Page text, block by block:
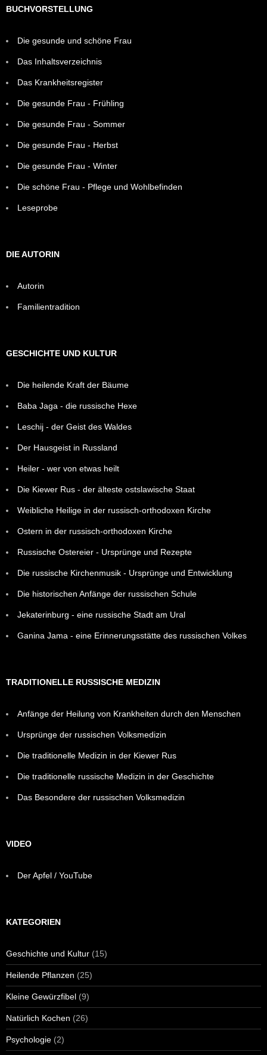
BUCHVORSTELLUNG
Die gesunde und schöne Frau
Das Inhaltsverzeichnis
Das Krankheitsregister
Die gesunde Frau - Frühling
Die gesunde Frau - Sommer
Die gesunde Frau - Herbst
Die gesunde Frau - Winter
Die schöne Frau - Pflege und Wohlbefinden
Leseprobe
DIE AUTORIN
Autorin
Familientradition
GESCHICHTE UND KULTUR
Die heilende Kraft der Bäume
Baba Jaga - die russische Hexe
Leschij - der Geist des Waldes
Der Hausgeist in Russland
Heiler - wer von etwas heilt
Die Kiewer Rus - der älteste ostslawische Staat
Weibliche Heilige in der russisch-orthodoxen Kirche
Ostern in der russisch-orthodoxen Kirche
Russische Ostereier - Ursprünge und Rezepte
Die russische Kirchenmusik - Ursprünge und Entwicklung
Die historischen Anfänge der russischen Schule
Jekaterinburg - eine russische Stadt am Ural
Ganina Jama - eine Erinnerungsstätte des russischen Volkes
TRADITIONELLE RUSSISCHE MEDIZIN
Anfänge der Heilung von Krankheiten durch den Menschen
Ursprünge der russischen Volksmedizin
Die traditionelle Medizin in der Kiewer Rus
Die traditionelle russische Medizin in der Geschichte
Das Besondere der russischen Volksmedizin
VIDEO
Der Apfel / YouTube
KATEGORIEN
Geschichte und Kultur (15)
Heilende Pflanzen (25)
Kleine Gewürzfibel (9)
Natürlich Kochen (26)
Psychologie (2)